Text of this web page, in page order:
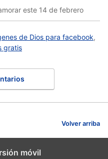
este 14 de febrero
de Dios para facebook,
gratis
Volver arriba
móvil